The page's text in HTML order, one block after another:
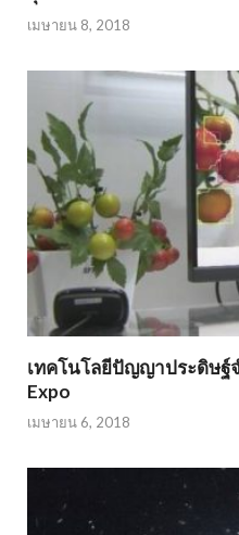
เมษายน 8, 2018
เทคโนโลยีปัญญาประดิษฐ์
Expo
เมษายน 6, 2018